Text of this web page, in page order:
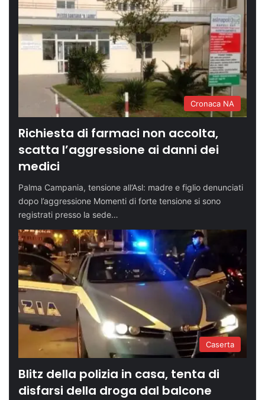
Cronaca NA
Richiesta di farmaci non accolta,
scatta l’aggressione ai danni dei
medici
Palma Campania, tensione all’Asl: madre e figlio denunciati
dopo l’aggressione Momenti di forte tensione si sono
registrati presso la sede…
Caserta
Blitz della polizia in casa, tenta di
disfarsi della droga dal balcone